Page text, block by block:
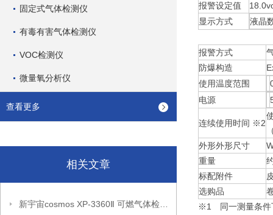
固定式气体检测仪
有毒有害气体检测仪
VOC检测仪
微量氧分析仪
查看更多
相关文章
报警设定值
显示方式
液晶
报警方式
防爆构造
使用温度范围
电源
连续使用时间 ※2
外形外形尺寸
重量
标配附件
选购品
※1 同一测量条件